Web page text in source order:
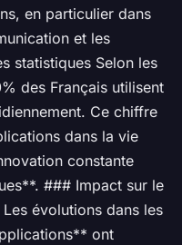
en particulier dans
et les
statistiques Selon les
des Français utilisent
Ce chiffre
dans la vie
constante
### Impact sur le
évolutions dans les
ont